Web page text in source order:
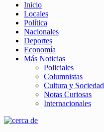
Inicio
Locales
Política
Nacionales
Deportes
Economía
Más Noticias
Policiales
Columnistas
Cultura y Sociedad
Notas Curiosas
Internacionales